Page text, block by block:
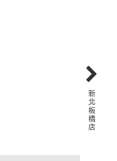
新
北
板
橋
店